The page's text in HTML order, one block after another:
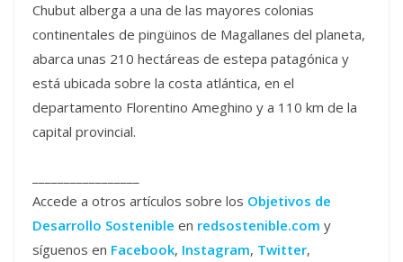
Chubut alberga a una de las mayores colonias
continentales de pingüinos de Magallanes del planeta,
abarca unas 210 hectáreas de estepa patagónica y
está ubicada sobre la costa atlántica, en el
departamento Florentino Ameghino y a 110 km de la
capital provincial.
Accede a otros artículos sobre los Objetivos de
Desarrollo Sostenible en redsostenible.com y
síguenos en Facebook, Instagram, Twitter,